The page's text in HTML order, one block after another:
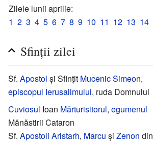
Zilele lunii aprilie:
1 2 3 4 5 6 7 8 9 10 11 12 13 14
Sfinții zilei
Sf. Apostol și Sfințit MucenicSimeon,
episcopul Ierusalimului, ruda Domnului
Cuviosul Ioan Mărturisitorul, egumenul
Mănăstirii Cataron
Sf. Apostoli Aristarh, Marcu și Zenon din